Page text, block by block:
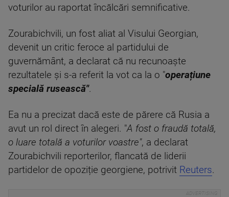
voturilor au raportat încălcări semnificative.
Zourabichvili, un fost aliat al Visului Georgian,
devenit un critic feroce al partidului de
guvernământ, a declarat că nu recunoaște
rezultatele și s-a referit la vot ca la o "operațiune
specială rusească".
Ea nu a precizat dacă este de părere că Rusia a
avut un rol direct în alegeri. "A fost o fraudă totală,
o luare totală a voturilor voastre", a declarat
Zourabichvili reporterilor, flancată de liderii
partidelor de opoziție georgiene, potrivit Reuters.